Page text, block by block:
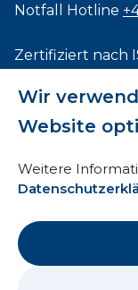
Wir
Website
Weitere
Notfall Hotline
Zertifiziert nach
Impressum
HTI